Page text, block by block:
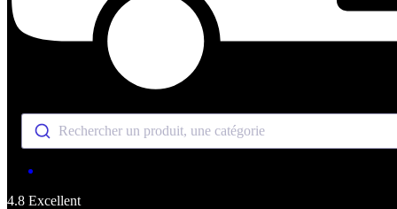
Rechercher un produit, une catégorie
4.8 Excellent